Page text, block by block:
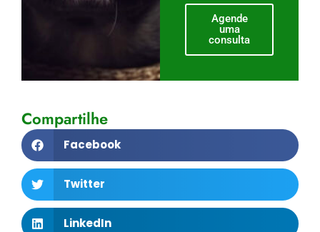
Agende
uma
consulta
Compartilhe
Facebook
Twitter
LinkedIn